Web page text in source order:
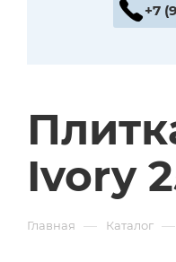
+7
Ivory
Главная — Каталог —